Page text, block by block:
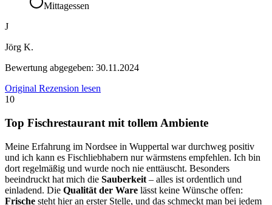
Mittagessen
J
Jörg K.
Bewertung abgegeben: 30.11.2024
Original Rezension lesen
10
Top Fischrestaurant mit tollem Ambiente
Meine Erfahrung im Nordsee in Wuppertal war durchweg positiv
und ich kann es Fischliebhabern nur wärmstens empfehlen. Ich bin
dort regelmäßig und wurde noch nie enttäuscht. Besonders
beeindruckt hat mich die Sauberkeit – alles ist ordentlich und
einladend. Die Qualität der Ware lässt keine Wünsche offen:
Frische steht hier an erster Stelle, und das schmeckt man bei jedem